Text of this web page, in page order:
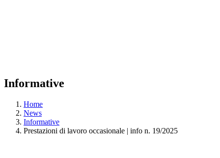
Informative
Home
News
Informative
Prestazioni di lavoro occasionale | info n. 19/2025